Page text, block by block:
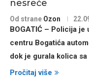
nesreće
Od strane Ozon
BOGATIĆ – Policija
centru Bogatića
dok je gurala kolica
Pročitaj više